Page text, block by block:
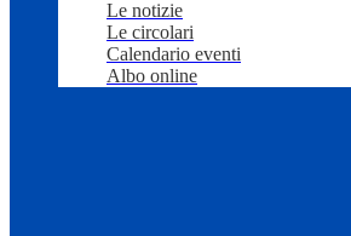
Le notizie
Le circolari
Calendario eventi
Albo online